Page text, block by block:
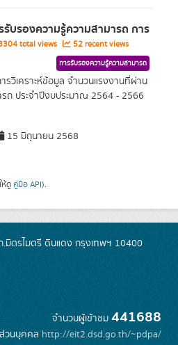
บรองความรู้ความสามารถ การ
total views 52 recent views
การรับรองความรู้ความสามารถ
วิเคราะห์ข้อมูล จำนวนแรงงานที่ผ่าน
ถ ประจำปีงบประมาณ 2564 - 2566
15 มิถุนายน 2568
ห้ดู คู่มือ API).
ตรไมตรี ดินแดง กรุงเทพฯ 10400
จำนวนผู้เข้าชม 441688
วนบุคคล http://eit2.dsd.go.th/~pdpa/